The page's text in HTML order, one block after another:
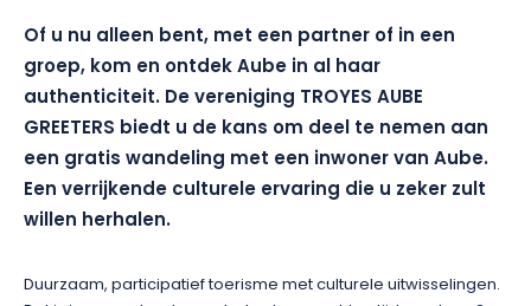
Of u nu alleen bent, met een partner of in een
groep, kom en ontdek Aube in al haar
authenticiteit. De vereniging TROYES AUBE
GREETERS biedt u de kans om deel te nemen aan
een gratis wandeling met een inwoner van Aube.
Een verrijkende culturele ervaring die u zeker zult
willen herhalen.
Duurzaam, participatief toerisme met culturele uitwisselingen.